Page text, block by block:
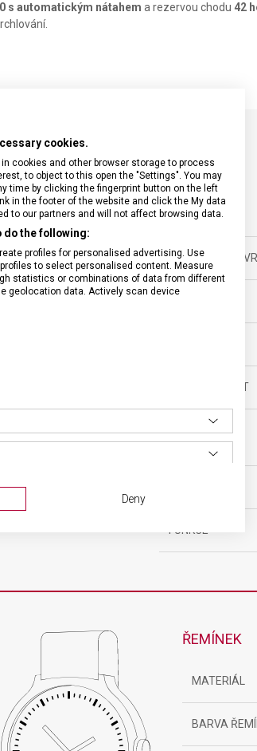
s automatickým nátahem a rezervou chodu 42
SPECIFIKACE PRODUKTU
ANTIREFLEXNÍ
VODOTĚSNOST
POHON
FUNKCE
ŘEMÍNEK
MATERIÁL
BARVA
cookies.
cookies and other browser storage to process
to object to this open the "Settings". You may
time by clicking the fingerprint button on the left
in the footer of the website and click the My data
to our partners and will not affect browsing data.
do the following:
profiles for personalised advertising. Use
to select personalised content. Measure
statistics or combinations of data from different
geolocation data. Actively scan device
different sources
Deny